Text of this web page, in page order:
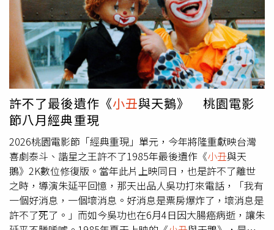
接受與承認該項裁決。近年來，大陸與菲律賓因南海主權爭
議持續升溫，雙方海警、公務船及漁船多次在爭議海域對
峙，大陸海警也數度被菲方指控使用高壓水砲驅離菲律賓船
隻。黃岩島（Scarborough Shoal，台灣稱民主礁）距離菲
律賓約160公里，距離大陸約800公里，是雙方衝突焦點之
一。今年6月，北京曾在黃岩島入口設置浮動屏障，後來在
菲律賓提出外交抗議後拆除；同月，大陸也宣布制裁鐵歐多
洛及其直系親屬，禁止入境大陸、香港及澳門，使兩國外交
與安全情勢持續緊繃。菲律賓國防部痛批大陸官媒發布的AI
影片涉及種族歧視與仇恨宣傳，要求停止散播相關內容。
（圖／翻攝自臉書，Department of National Defense -
Philippines）
狂。她不但獻唱助陣，更邀來康康與于美人一起同歡，帶來
部落神曲〈我心已打烊〉，掀起當晚最大高潮。葉璦菱則發
揮一貫幽默本色笑說：「許志豪算是有人情，不然我怎麼會
沒錢還跑來！」一句話逗得全場大笑，就連坐在台下觀賞演
出的攝影師老公陳文彬也笑得合不攏嘴。康康當然也沒放過
吐槽機會，立刻接話笑虧：「蛤？今天沒錢喔？下次坐在這
邊的藝人朋友，明年要開演唱會記得要說沒空！」葉璦菱則
反擊：「很久沒跟別人借錢了喔！」提到自己曾遭詐騙損失
500萬元的往事，康康自嘲表示：「還好是騙財而已，好險
沒有被騙色。」再度讓全場笑聲不斷。許志豪唱到經典歌曲
〈小丑〉時，一度在舞台上哽咽落淚。（圖／三立藝能中
心、寬宏藝術提供）當晚台下同樣星光熠熠，包括許效舜、
王彩樺、寶媽、佩甄等藝人都特地到場支持。看到現場滿滿
藝人好友，康康再度開玩笑表示：「一個人包100張票，7
個人就700張了，怎麼那麼好！」讓許志豪忍不住笑回：
許不了最後遺作《小丑與天鵝》 桃園電影
節八月經典重現
2026桃園電影節「經典重現」單元，今年將隆重獻映台灣
喜劇泰斗、諧星之王許不了1985年最後遺作《小丑與天
鵝》2K數位修復版。當年此片上映同日，也是許不了離世
之時，導演朱延平回憶，那天出品人吳功打來電話，「我有
一個好消息，一個壞消息。好消息是票房爆炸了，壞消息是
許不了死了。」而如今吳功也在6月4日因大腸癌病逝，讓朱